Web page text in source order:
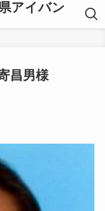
アイバン
昌男様